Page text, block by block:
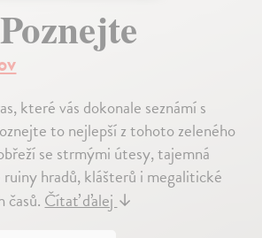
které vás dokonale seznámí s
to nejlepší z tohoto zeleného
se strmými útesy, tajemná
hradů, klášterů i megalitické
časů.Čítať ďalej↓